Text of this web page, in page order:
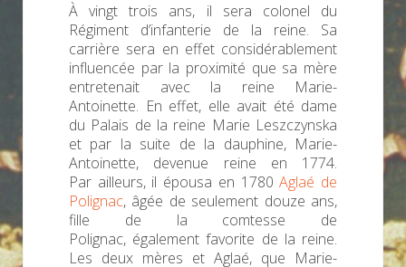
À vingt trois ans, il sera colonel du
Régiment d’infanterie de la reine. Sa
carrière sera en effet considérablement
influencée par la proximité que sa mère
entretenait avec la reine Marie-
Antoinette. En effet, elle avait été dame
du Palais de la reine Marie Leszczynska
et par la suite de la dauphine, Marie-
Antoinette, devenue reine en 1774.
Par ailleurs, il épousa en 1780Aglaé de
Polignac, âgée de seulement douze ans,
fille de la comtesse de
Polignac, également favorite de la reine.
Les deux mères et Aglaé, que Marie-